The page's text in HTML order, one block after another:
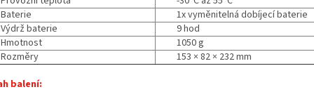
Baterie
1x vyměnitelná dobíjecí baterie
Výdrž baterie
9 hod
Hmotnost
1050 g
Rozměry
153 × 82 × 232 mm
balení: